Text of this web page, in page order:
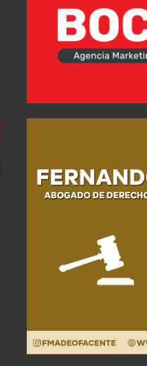
JUL 23, 2026